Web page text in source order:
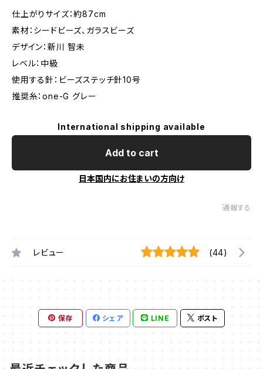
仕上がりサイズ：約87cm
素材：シードビーズ、ガラスビーズ
デザイン：新川 智未
レベル：中級
使用する針：ビーズステッチ針10号
推奨糸：one-G グレー
International shipping available
Add to cart
日本国内にお住まいの方向け
通報する
レビュー (44)
保存 シェア LINE ポスト